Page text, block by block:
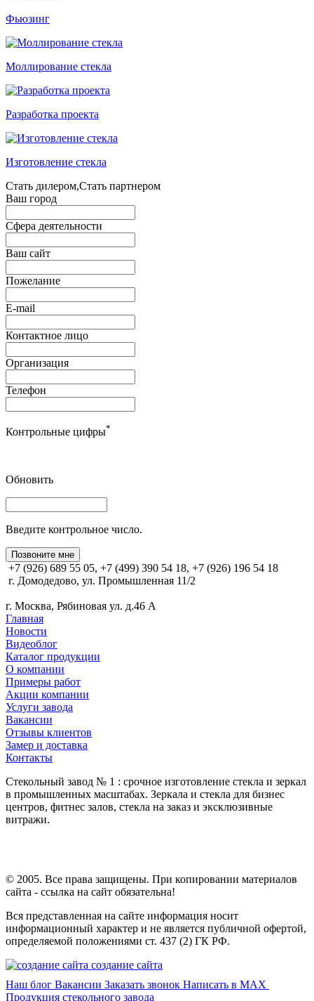
Фьюзинг
Моллирование стекла
Разработка проекта
Изготовление стекла
Стать дилером,Стать партнером
Ваш город
Сфера деятельности
Ваш сайт
Пожелание
E-mail
Контактное лицо
Организация
Телефон
Контрольные цифры*
Обновить
Введите контрольное число.
Позвоните мне
+7 (926) 689 55 05, +7 (499) 390 54 18, +7 (926) 196 54 18
г. Домодедово, ул. Промышленная 11/2
г. Москва, Рябиновая ул. д.46 А
Главная
Новости
Видеоблог
Каталог продукции
О компании
Примеры работ
Акции компании
Услуги завода
Вакансии
Отзывы клиентов
Замер и доставка
Контакты
Стекольный завод № 1 : срочное изготовление стекла и зеркал
в промышленных масштабах. Зеркала и стекла для бизнес
центров, фитнес залов, стекла на заказ и эксклюзивные
витражи.
© 2005. Все права защищены. При копировании материалов
сайта - ссылка на сайт обязательна!
Вся представленная на сайте информация носит
информационный характер и не является публичной офертой,
определяемой положениями ст. 437 (2) ГК РФ.
создание сайта
Наш блог Вакансии Заказать звонок Написать в MAX
Продукция стекольного завода